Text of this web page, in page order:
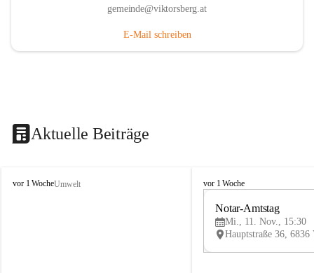
gemeinde@viktorsberg.at
E-Mail schreiben
Aktuelle Beiträge
V
vor 1 WocheUmwelt
V
vor 1 Woche
Notar-Amtstag
Mi., 11. Nov., 15:30